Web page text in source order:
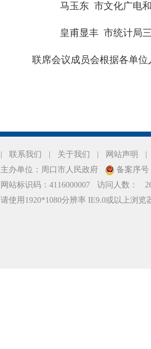
马玉东 市文化广电
皇甫显丰 市统计局
联席会议成员会根据各单
| 联系我们 | 关于我们 | 网站声明
|
主办单位：周口市人民政府
备案序号
网站标识码：4116000007
访问人数：
请使用1920*1080分辨率 IE9.0或以上浏览